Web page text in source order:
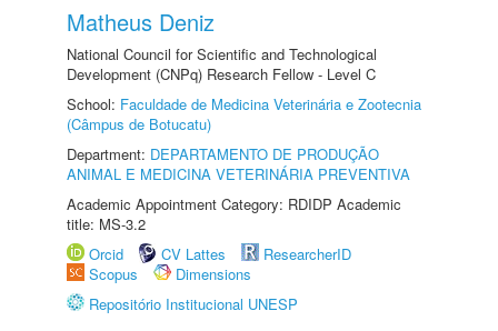
Matheus Deniz
National Council for Scientific and Technological
Development (CNPq) Research Fellow - Level C
School: Faculdade de Medicina Veterinária e Zootecnia
(Câmpus de Botucatu)
Department: DEPARTAMENTO DE PRODUÇÃO
ANIMAL E MEDICINA VETERINÁRIA PREVENTIVA
Academic Appointment Category: RDIDP Academic
title: MS-3.2
Orcid
CV Lattes
ResearcherID
Scopus
Dimensions
Repositório Institucional UNESP